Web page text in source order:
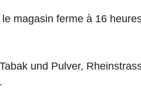
magasin ferme à 16
und Pulver,